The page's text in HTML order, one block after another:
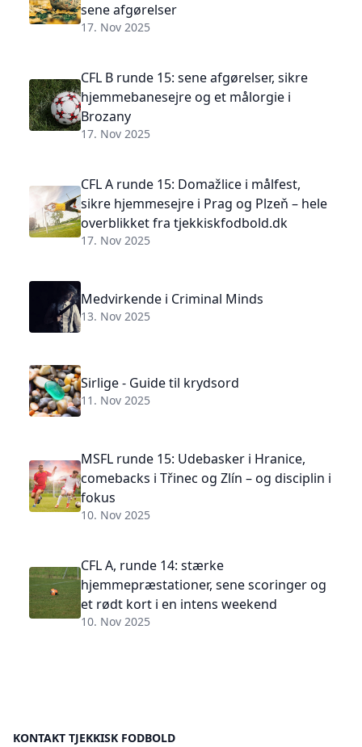
sene afgørelser
17. Nov 2025
CFL B runde 15: sene afgørelser, sikre
hjemmebanesejre og et målorgie i
Brozany
17. Nov 2025
CFL A runde 15: Domažlice i målfest,
sikre hjemmesejre i Prag og Plzeň – hele
overblikket fra tjekkiskfodbold.dk
17. Nov 2025
Medvirkende i Criminal Minds
13. Nov 2025
Sirlige - Guide til krydsord
11. Nov 2025
MSFL runde 15: Udebasker i Hranice,
comebacks i Třinec og Zlín – og disciplin i
fokus
10. Nov 2025
CFL A, runde 14: stærke
hjemmepræstationer, sene scoringer og
et rødt kort i en intens weekend
10. Nov 2025
KONTAKT TJEKKISK FODBOLD